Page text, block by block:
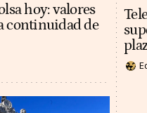
hoy: valores
continuidad de